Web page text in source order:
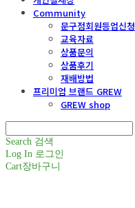
Community
문구점회원등업신청
교육자료
상품문의
상품후기
재배방법
프리미엄 브랜드 GREW
GREW shop
Search 검색
Log In 로그인
Cart장바구니